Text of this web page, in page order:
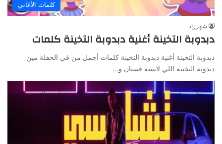
كلمات الأغاني
شهرزاد
دبدوبة التخينة أغنية دبدوبة التخينة كلمات
دبدوبة التخينة أغنية دبدوبة التخينة كلمات أجمل من في الحفلة مين
دبدوبة التخينة اللي لابسة فستان و…